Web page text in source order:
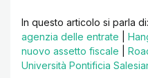
In questo articolo si parla di:
agenzia delle entrate
nuovo assetto fiscale
Università Pontificia